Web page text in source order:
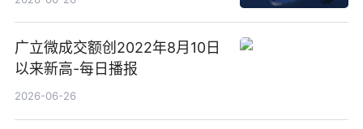
广立微成交额创2022年8月10日
以来新高-每日播报
2026-06-26